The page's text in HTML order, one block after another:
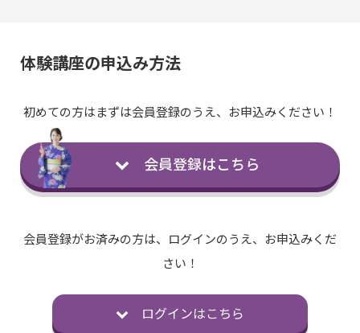
体験講座の申込み方法
初めての方はまずは会員登録のうえ、お申込みください！
会員登録はこちら
会員登録がお済みの方は、ログインのうえ、お申込みくだ
さい！
ログインはこちら